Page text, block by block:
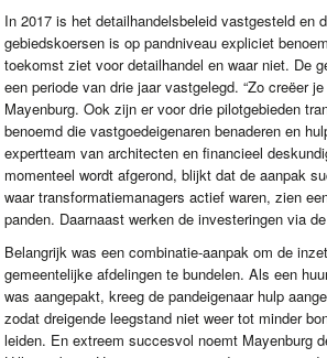
In 2017 is het detailhandelsbeleid vastgesteld en
gebiedskoersen is op pandniveau expliciet
toekomst ziet voor detailhandel en waar niet. De
een periode van drie jaar vastgelegd. “Zo creëer
Mayenburg. Ook zijn er voor drie pilotgebieden
benoemd die vastgoedeigenaren benaderen en
expertteam van architecten en financieel
momenteel wordt afgerond, blijkt dat de aanpak
waar transformatiemanagers actief waren, zien
panden. Daarnaast werken de investeringen via
Belangrijk was een combinatie-aanpak om de
gemeentelijke afdelingen te bundelen. Als een
was aangepakt, kreeg de pandeigenaar hulp
zodat dreigende leegstand niet weer tot minder
leiden. En extreem succesvol noemt Mayenburg